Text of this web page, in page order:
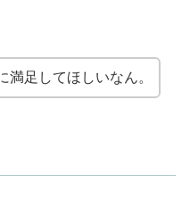
満足してほしいなん。